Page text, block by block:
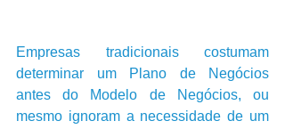
Empresas tradicionais costumam
determinar um Plano de Negócios
antes do Modelo de Negócios, ou
mesmo ignoram a necessidade de um